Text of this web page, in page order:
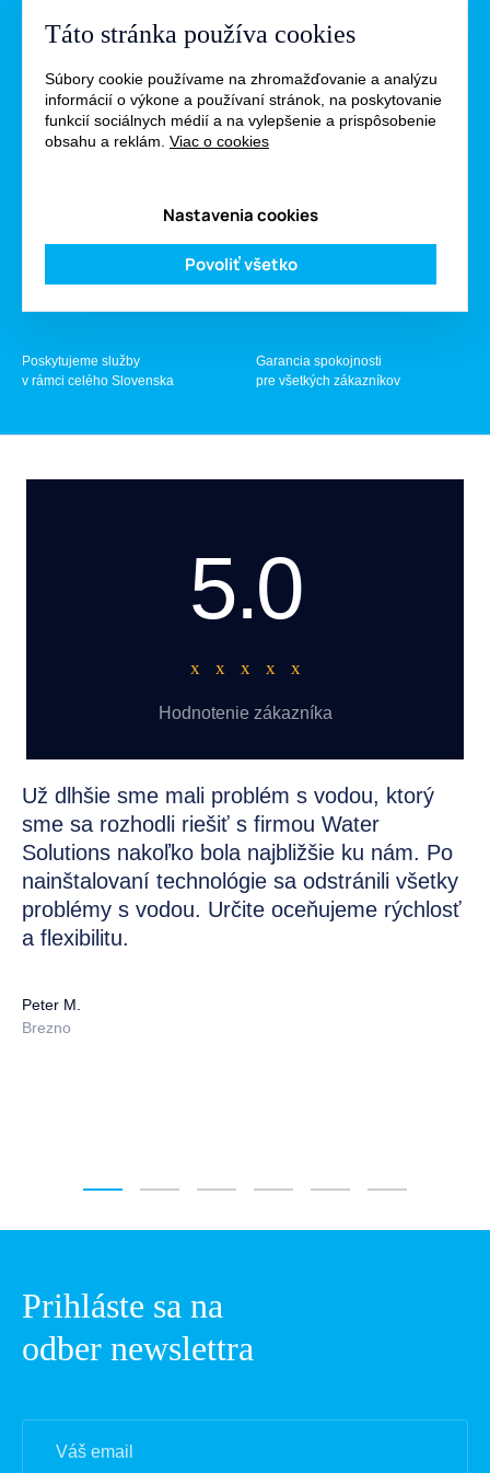
iba u nás
na naše technológie
Poskytujeme služby
v rámci celého Slovenska
Garancia spokojnosti
pre všetkých zákazníkov
Už dlhšie sme mali problém s vodou, ktorý
sme sa rozhodli riešiť s firmou Water
Solutions nakoľko bola najbližšie ku nám. Po
nainštalovaní technológie sa odstránili všetky
problémy s vodou. Určite oceňujeme rýchlosť
a flexibilitu.
Peter M.
Brezno
5.0
Hodnotenie zákazníka
Prihláste sa na
odber newslettra
Táto stránka používa cookies
Súbory cookie používame na zhromažďovanie a analýzu
informácií o výkone a používaní stránok, na poskytovanie
funkcií sociálnych médií a na vylepšenie a prispôsobenie
obsahu a reklám. Viac o cookies
Nastavenia cookies
Povoliť všetko